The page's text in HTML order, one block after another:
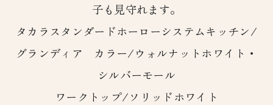
子も見守れます。
タカラスタンダードホーローシステムキッチン/
グランディア カラー/ウォルナットホワイト・
シルバーモール
ワークトップ/ソリッドホワイト